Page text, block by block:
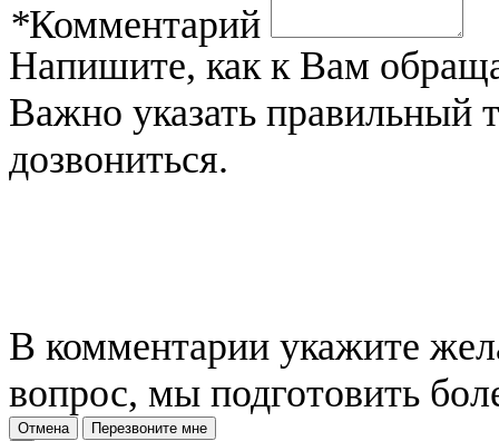
*Комментарий
Напишите, как к Вам
Важно указать
дозвониться.
В комментарии укажите
вопрос, мы подготовить
Отмена
Перезвоните мне